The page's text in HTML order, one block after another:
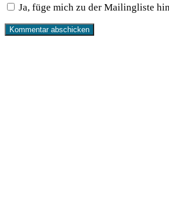
Ja, füge mich zu der Mailingliste